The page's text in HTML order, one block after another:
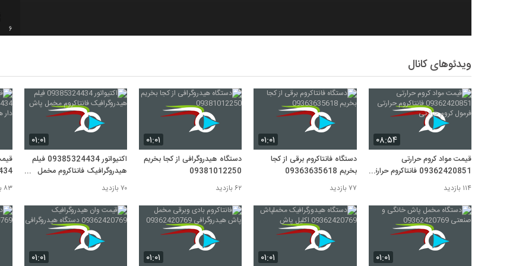
6
9
10
ویدئوهای کانال
۰۸:۵۴
قیمت مواد کروم حرارتی
09362420851 فانتاکروم حرارتی
فرمول کروم حرارتی
۱۱۴ بازدید
۰۱:۰۱
دستگاه فانتاکروم برقی از کجا
بخریم 09363635618
۷۷ بازدید
۰۱:۰۱
دستگاه هیدروگرافی از کجا بخریم
09381012250
۶۲ بازدید
۰۱:۰۱
اکتیواتور 09385324434 فیلم
هیدروگرافیک فانتاکروم مخمل
پاش۷۰ بازدید ۸۳ بازدید
۰۱:۰۱ ۰۱:۰۱ ۰۱:۰۱ ۰۱:۰۱